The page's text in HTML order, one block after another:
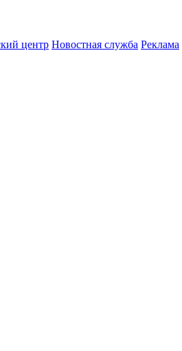
центр Новостная служба Реклама